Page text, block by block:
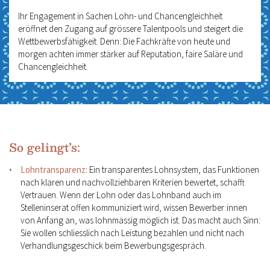
Ihr Engagement in Sachen Lohn- und Chancengleichheit
eröffnet den Zugang auf grössere Talentpools und steigert die
Wettbewerbsfähigkeit. Denn: Die Fachkräfte von heute und
morgen achten immer stärker auf Reputation, faire Saläre und
Chancengleichheit.
So gelingt’s:
Lohntransparenz: Ein transparentes Lohnsystem, das Funktionen
nach klaren und nachvollziehbaren Kriterien bewertet, schafft
Vertrauen. Wenn der Lohn oder das Lohnband auch im
Stelleninserat offen kommuniziert wird, wissen Bewerber:innen
von Anfang an, was lohnmässig möglich ist. Das macht auch Sinn:
Sie wollen schliesslich nach Leistung bezahlen und nicht nach
Verhandlungsgeschick beim Bewerbungsgespräch.